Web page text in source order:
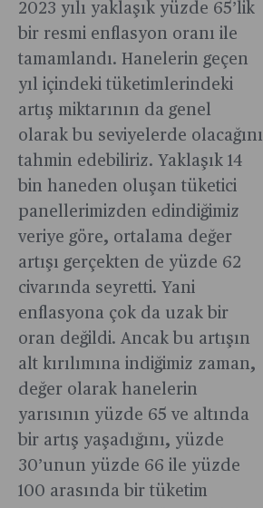
2023 yılı yaklaşık yüzde 65’lik
bir resmi enflasyon oranı ile
tamamlandı. Hanelerin geçen
yıl içindeki tüketimlerindeki
artış miktarının da genel
olarak bu seviyelerde olacağını
tahmin edebiliriz. Yaklaşık 14
bin haneden oluşan tüketici
panellerimizden edindiğimiz
veriye göre, ortalama değer
artışı gerçekten de yüzde 62
civarında seyretti. Yani
enflasyona çok da uzak bir
oran değildi. Ancak bu artışın
alt kırılımına indiğimiz zaman,
değer olarak hanelerin
yarısının yüzde 65 ve altında
bir artış yaşadığını, yüzde
30’unun yüzde 66 ile yüzde
100 arasında bir tüketim